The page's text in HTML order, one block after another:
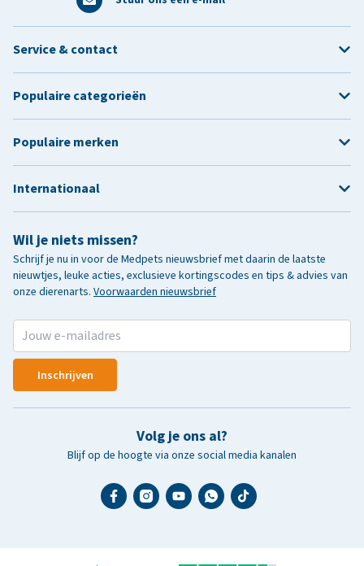
Wil je niets missen?
Schrijf je nu in voor de Medpets nieuwsbrief met daarin de laatste
nieuwtjes, leuke acties, exclusieve kortingscodes en tips & advies van
onze dierenarts. Voorwaarden nieuwsbrief
Inschrijven
Volg je ons al?
Blijf op de hoogte via onze social media kanalen
Service & contact
Populaire categorieën
Populaire merken
Internationaal